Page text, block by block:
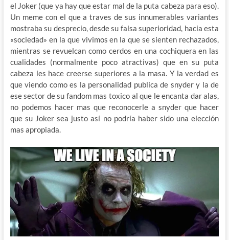
el Joker (que ya hay que estar mal de la puta cabeza para eso).
Un meme con el que a traves de sus innumerables variantes
mostraba su desprecio, desde su falsa superioridad, hacia esta
«sociedad» en la que vivimos en la que se sienten rechazados,
mientras se revuelcan como cerdos en una cochiquera en las
cualidades (normalmente poco atractivas) que en su puta
cabeza les hace creerse superiores a la masa. Y la verdad es
que viendo como es la personalidad publica de snyder y la de
ese sector de su fandom mas toxico al que le encanta dar alas,
no podemos hacer mas que reconocerle a snyder que hacer
que su Joker sea justo así no podría haber sido una elección
mas apropiada.